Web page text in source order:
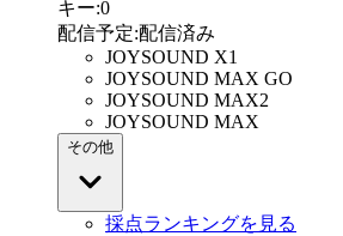
キー:0
配信予定:配信済み
JOYSOUND X1
JOYSOUND MAX GO
JOYSOUND MAX2
JOYSOUND MAX
その他
採点ランキングを見る